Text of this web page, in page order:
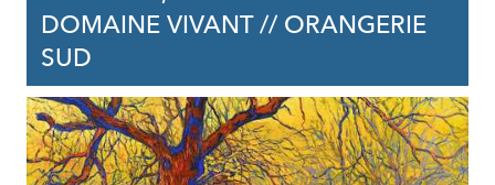
DOMAINE VIVANT // ORANGERIE
SUD